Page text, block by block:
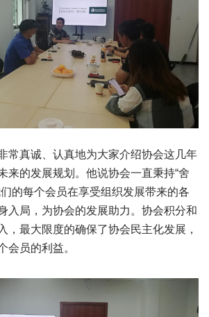
常真诚、认真地为大家介绍协会这几年
来的发展规划。他说协会一直秉持“舍
的每个会员在享受组织发展带来的各
入局，为协会的发展助力。协会积分和
，最大限度的确保了协会民主化发展，
会员的利益。